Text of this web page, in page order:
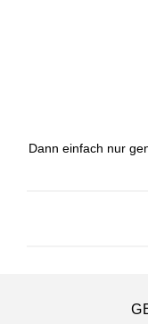
Dann einfach nur